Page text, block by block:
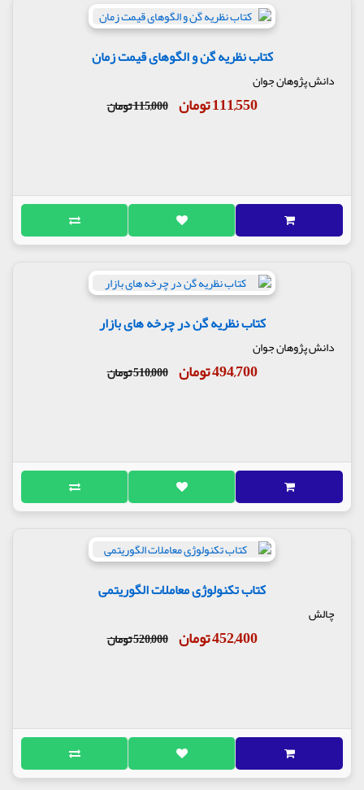
کتاب نظریه گن و الگوهای قیمت زمان
دانش پژوهان جوان
111,550 تومان 115,000 تومان
کتاب نظریه گن در چرخه های بازار
دانش پژوهان جوان
494,700 تومان 510,000 تومان
کتاب تکنولوژی معاملات الگوریتمی
چالش
452,400 تومان 520,000 تومان